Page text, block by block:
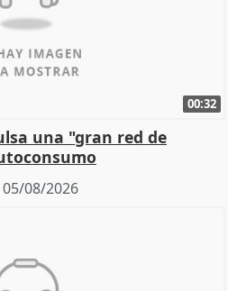
00:32
una "gran red de
05/08/2026